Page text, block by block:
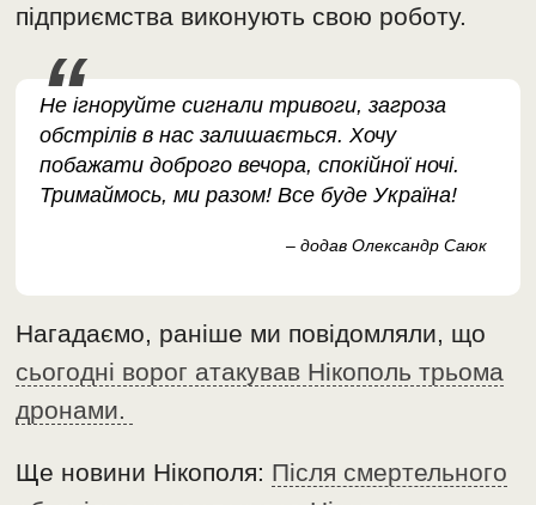
підприємства виконують свою роботу.
Не ігноруйте сигнали тривоги, загроза
обстрілів в нас залишається. Хочу
побажати доброго вечора, спокійної ночі.
Тримаймось, ми разом! Все буде Україна!
– додав Олександр Саюк
Нагадаємо, раніше ми повідомляли, що
сьогодні ворог атакував Нікополь трьома
дронами.
Ще новини Нікополя: Після смертельного